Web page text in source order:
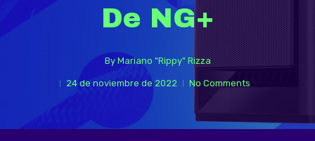
De NG+
By Mariano "Rippy" Rizza
24 de noviembre de 2022 No Comments